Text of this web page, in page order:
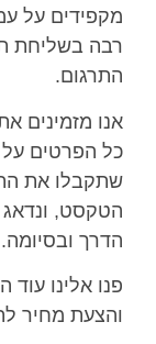
מקפידים על
רבה בשליחת
התרגום.
אנו מזמינים
כל הפרטים על
שתקבלו את
הטקסט,
הדרך ובסיומה.
פנו אלינו עוד
והצעת מחיר